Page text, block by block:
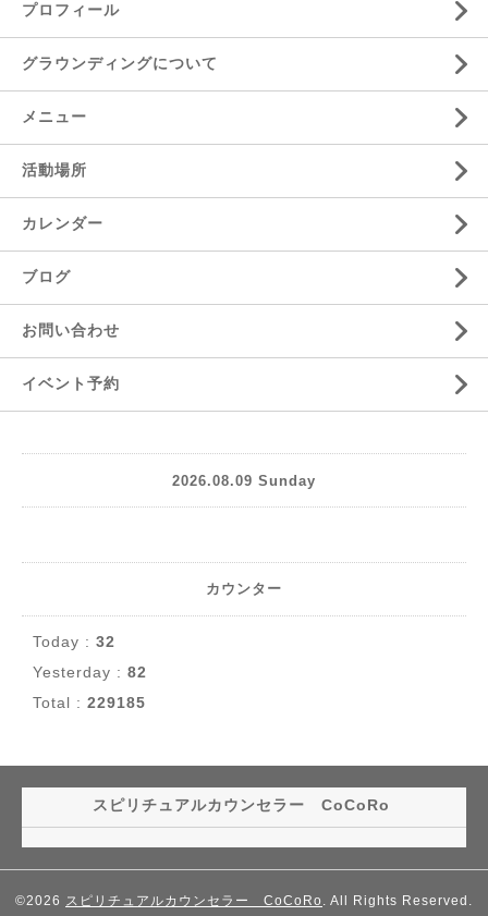
プロフィール
グラウンディングについて
メニュー
活動場所
カレンダー
ブログ
お問い合わせ
イベント予約
2026.08.09 Sunday
カウンター
Today : 32
Yesterday : 82
Total : 229185
スピリチュアルカウンセラー CoCoRo
©2026 スピリチュアルカウンセラー CoCoRo . All Rights Reserved.